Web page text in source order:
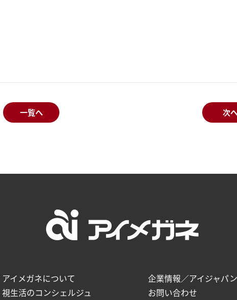
一覧へ 次
アイメガネについて
視生活のコンシェルジュ
企業情報／アイジャパン
お問い合わせ